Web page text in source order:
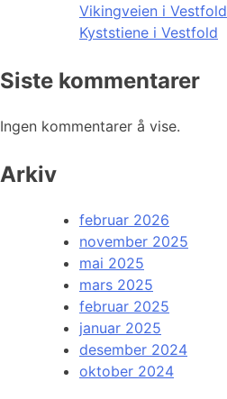
Vikingveien i Vestfold
Kyststiene i Vestfold
Siste kommentarer
Ingen kommentarer å vise.
Arkiv
februar 2026
november 2025
mai 2025
mars 2025
februar 2025
januar 2025
desember 2024
oktober 2024